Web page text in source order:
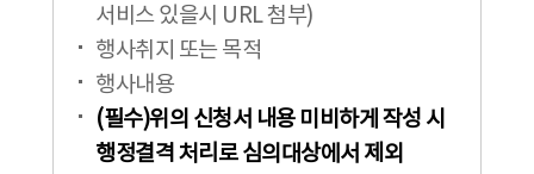
서비스 있을시 URL 첨부)
행사취지 또는 목적
행사내용
(필수)위의 신청서 내용 미비하게 작성 시
행정결격 처리로 심의대상에서 제외